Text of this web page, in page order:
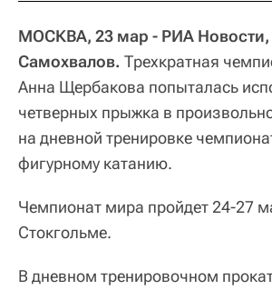
МОСКВА, 23 мар - РИА Новости,
Самохвалов. Трехкратная
Анна Щербакова попыталась
четверных прыжка в
на дневной тренировке
фигурному катанию.
Чемпионат мира пройдет 24-27
Стокгольме.
В дневном тренировочном